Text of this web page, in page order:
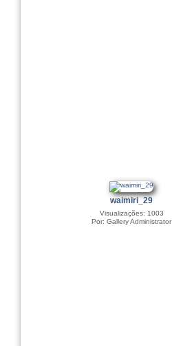
waimiri_29
Visualizações: 1003
Por: Gallery Administrator